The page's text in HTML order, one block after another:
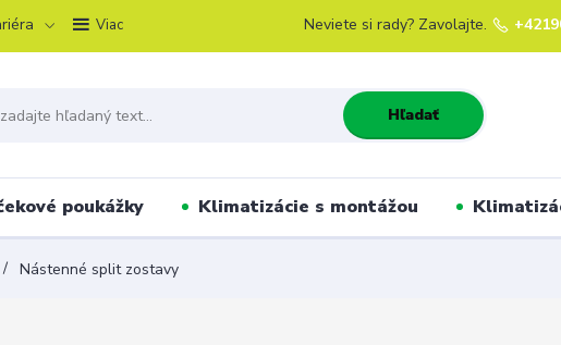
Viac
Hľadať
Neviete si rady? Zavolajte.
poukážky Klimatizácie s montážou
Nástenné split zostavy